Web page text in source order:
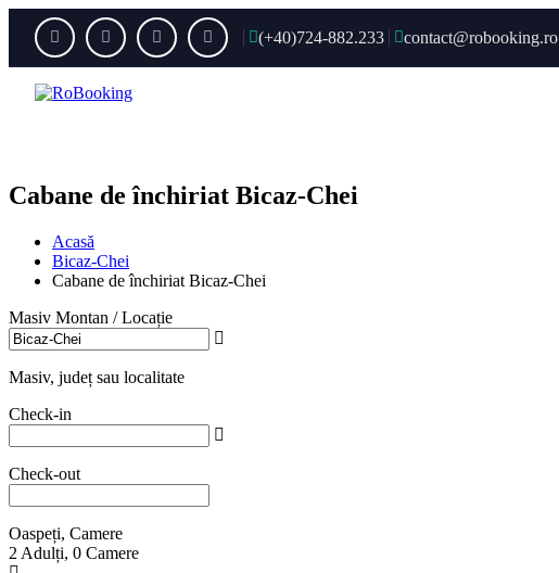
(+40)724-882.233 contact@robooking.ro
Cabane de închiriat Bicaz-Chei
Acasă
Bicaz-Chei
Cabane de închiriat Bicaz-Chei
Masiv Montan / Locație
Masiv, județ sau localitate
Check-in
Check-out
Oaspeți, Camere
2 Adulți, 0 Camere